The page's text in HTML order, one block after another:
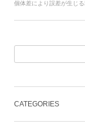
個体差により誤差が生じ
CATEGORIES